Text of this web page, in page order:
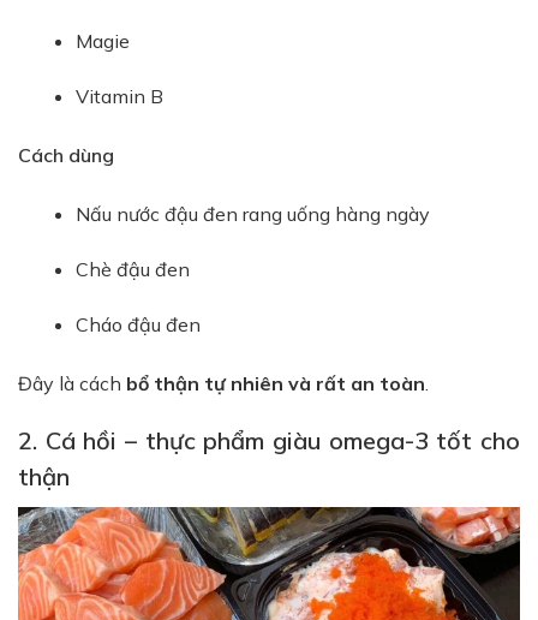
Magie
Vitamin B
Cách dùng
Nấu nước đậu đen rang uống hàng ngày
Chè đậu đen
Cháo đậu đen
Đây là cách bổ thận tự nhiên và rất an toàn
2. Cá hồi – thực phẩm giàu omega-3 tốt cho
thận